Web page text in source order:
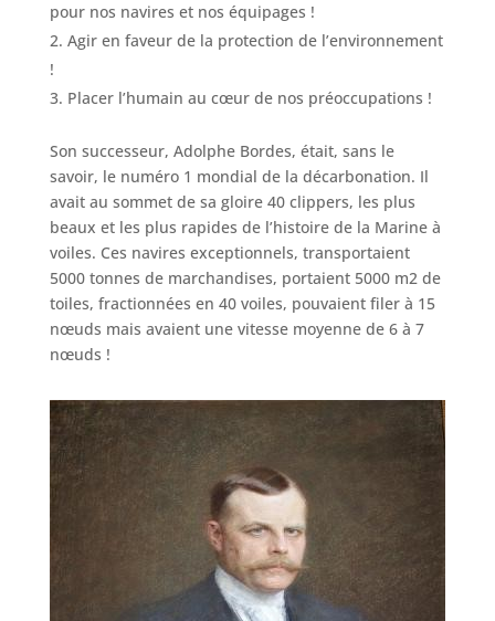
pour nos navires et nos équipages !
Agir en faveur de la protection de l’environnement
!
Placer l’humain au cœur de nos préoccupations !
Son successeur, Adolphe Bordes, était, sans le
savoir, le numéro 1 mondial de la décarbonation. Il
avait au sommet de sa gloire 40 clippers, les plus
beaux et les plus rapides de l’histoire de la Marine à
voiles. Ces navires exceptionnels, transportaient
5000 tonnes de marchandises, portaient 5000 m2 de
toiles, fractionnées en 40 voiles, pouvaient filer à 15
nœuds mais avaient une vitesse moyenne de 6 à 7
nœuds !